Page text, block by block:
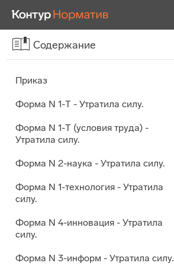
Содержание
Приказ
Форма N 1-Т - Утратила силу.
Форма N 1-Т (условия труда) -
Утратила силу.
Форма N 2-наука - Утратила силу.
Форма N 1-технология - Утратила
силу.
Форма N 4-инновация - Утратила
силу.
Форма N 3-информ - Утратила силу.